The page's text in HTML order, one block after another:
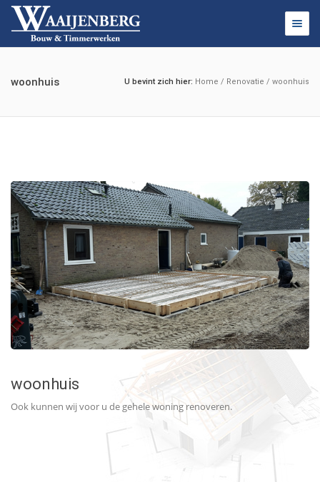
woonhuis U bevint zich hier: Home / Renovatie / woonhuis
woonhuis
Ook kunnen wij voor u de gehele woning renoveren.